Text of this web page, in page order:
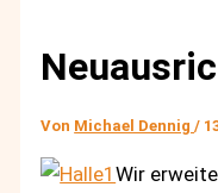
Von Michael Dennig/
Wir